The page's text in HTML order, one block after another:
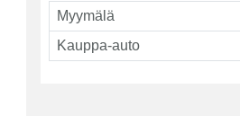
Myymälä
Kauppa-auto